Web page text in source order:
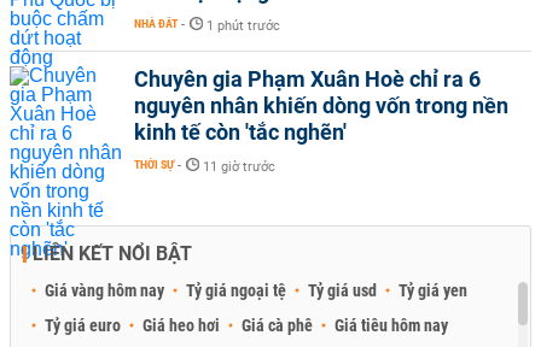
NHÀ ĐẤT - 1 phút trước
Chuyên gia Phạm Xuân Hoè chỉ ra 6
nguyên nhân khiến dòng vốn trong nền
kinh tế còn 'tắc nghẽn'
THỜI SỰ - 11 giờ trước
LIÊN KẾT NỔI BẬT
Giá vàng hôm nay Tỷ giá ngoại tệ Tỷ giá usd
Tỷ giá yen
Tỷ giá euro
Giá heo hơi Giá cà phê Giá tiêu hôm nay